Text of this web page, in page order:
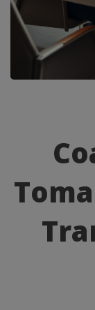
para
de